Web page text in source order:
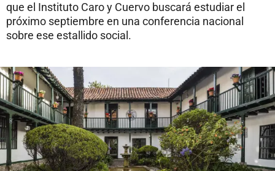
que el Instituto Caro y Cuervo buscará estudiar el
próximo septiembre en una conferencia nacional
sobre ese estallido social.